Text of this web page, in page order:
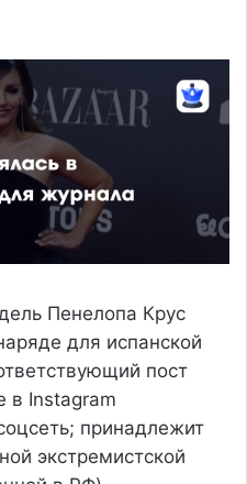
Пенелопа Крус
для испанской
пост
в Instagram
принадлежит
экстремистской